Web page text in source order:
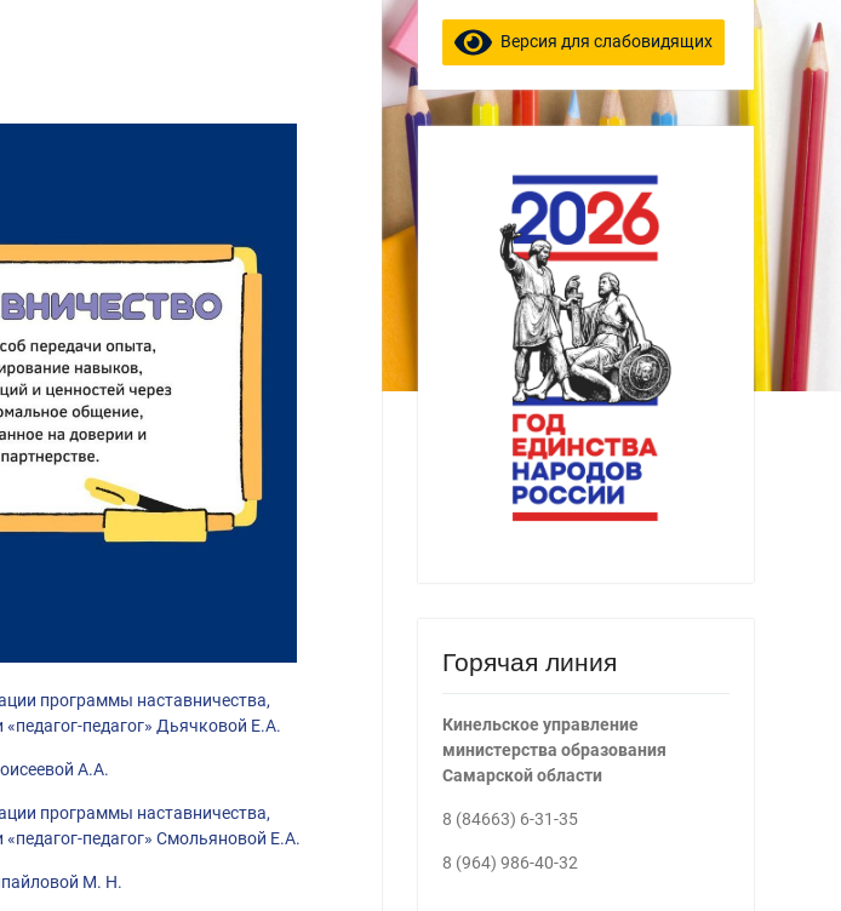
программы наставничества,
педагог» Дьячковой Е.А.
А.А.
программы наставничества,
педагог» Смольяновой Е.А.
М. Н.
Версия для слабовидящих
Горячая линия
Кинельское управление
министерства образования
Самарской области
8 (84663) 6-31-35
8 (964) 986-40-32